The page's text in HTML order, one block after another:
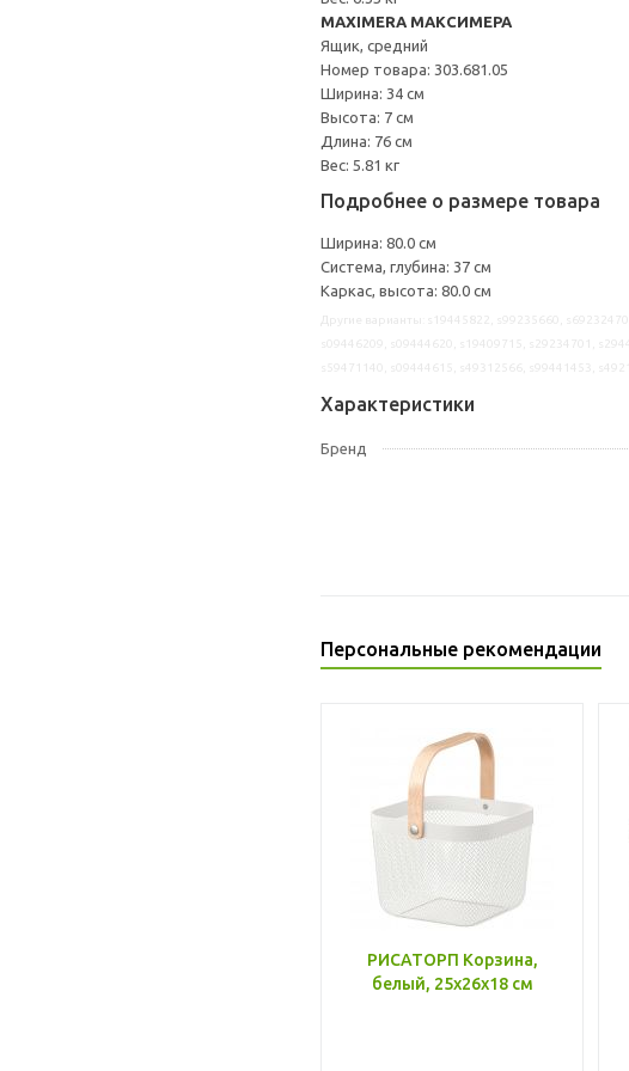
MAXIMERA МАКСИМЕРА
Ящик, средний
Номер товара: 303.681.05
Ширина: 34 см
Высота: 7 см
Длина: 76 см
Вес: 5.81 кг
Подробнее о размере товара
Ширина: 80.0 см
Система, глубина: 37 см
Каркас, высота: 80.0 см
Характеристики
Бренд
Персональные рекомендации
РИСАТОРП Корзина,
белый, 25x26x18 см